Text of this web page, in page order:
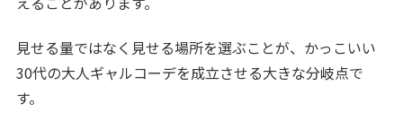
見せる量ではなく見せる場所を選ぶことが、かっこいい
30代の大人ギャルコーデを成立させる大きな分岐点で
す。